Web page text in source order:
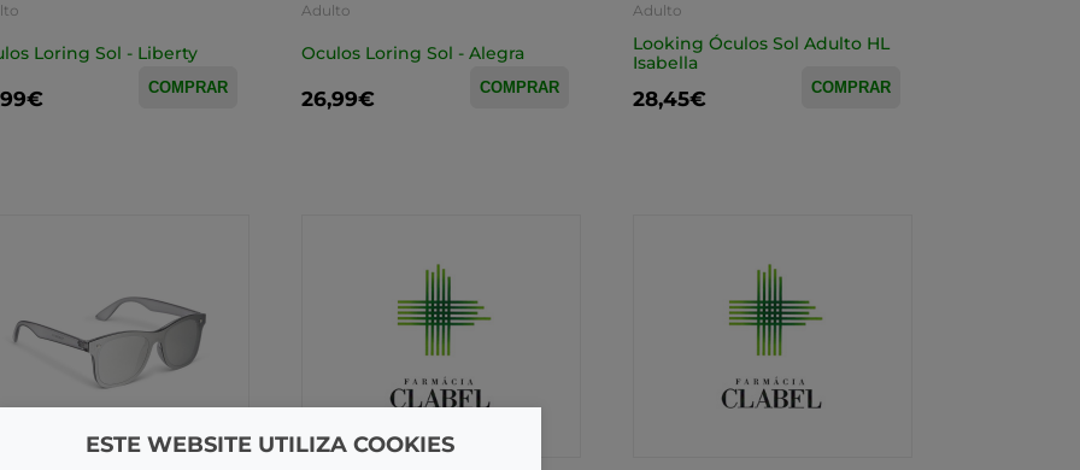
Loring Sol - Liberty
COMPRAR
Adulto
Oculos Loring Sol - Alegra
26,99€ COMPRAR
Adulto
Looking Óculos Sol Adulto HL
Isabella
28,45€ COMPRAR
ESTE WEBSITE UTILIZA COOKIES